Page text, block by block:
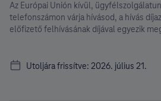
Az Európai Unión kívül,
telefonszámon várja hívásod, a hívás
előfizető felhívásának díjával egyezik
Utoljára frissítve: 2026. július 21.